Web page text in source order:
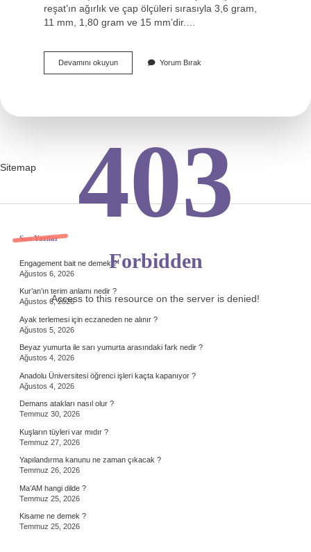
reşat’ın ağırlık ve çap ölçüleri sırasıyla 3,6 gram,
11 mm, 1,80 gram ve 15 mm’dir.…
Devamını okuyun5
Lik
Yorum Bırak
Sitemap
Sidebar
Son Yazılar
Engagement bait ne demek ?
Ağustos 6, 2026
Kur’an’ın terim anlamı nedir ?
Ağustos 6, 2026
Ayak terlemesi için eczaneden ne alınır ?
Ağustos 5, 2026
Beyaz yumurta ile sarı yumurta arasındaki fark nedir ?
Ağustos 4, 2026
Anadolu Üniversitesi öğrenci işleri kaçta kapanıyor ?
Ağustos 4, 2026
Demans atakları nasıl olur ?
Temmuz 30, 2026
Kuşların tüyleri var mıdır ?
Temmuz 27, 2026
Yapılandırma kanunu ne zaman çıkacak ?
Temmuz 26, 2026
Ma’AM hangi dilde ?
Temmuz 25, 2026
Kisame ne demek ?
Temmuz 25, 2026
403
Forbidden
Access to this resource on the server is denied!